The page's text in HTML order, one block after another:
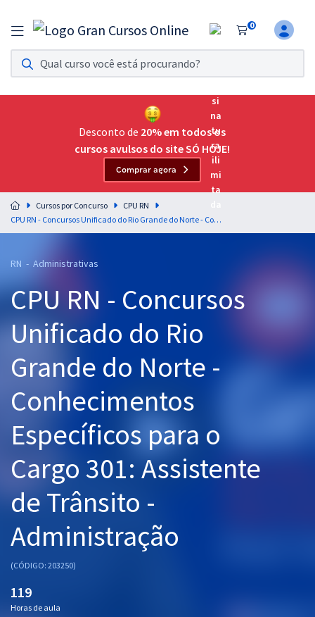
0
Assinatura Ilimitada 11
Acesso a todos os cursos. Teste grátis por 7 dias!
Assinatura OAB Até Passar
Acesso ilimitado a toda preparação para o Exame da
Residências Multiprofissionais
Preparação completa e intensiva para as principais
residências em saúde do Brasil
Cursos 20% OFF
Graduação
OAB
Questões grátis
Conteúdo gratuito
Aprovados
Desconto de 20% em todos os
cursos avulsos do site SÓ HOJE!
Comprar agora
Cursos por Concurso
CPU RN
CPU RN - Concursos Unificado do Rio Grande do Norte - Conhecimentos Específicos para o Cargo 301: Assistente de Trânsito - Administração
RN - Administrativas
CPU RN - Concursos
Unificado do Rio
Grande do Norte -
Conhecimentos
Específicos para o
Cargo 301: Assistente
de Trânsito -
Administração
(CÓDIGO: 203250)
119
Horas de aula